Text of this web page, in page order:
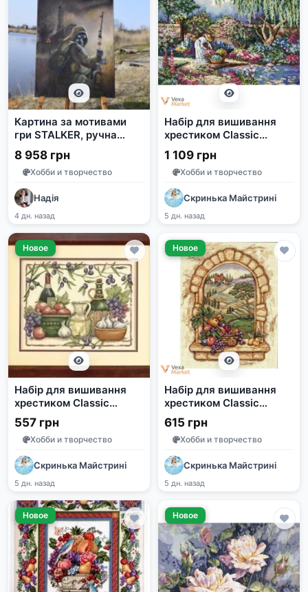
Картина за мотивами
гри STALKER, ручна
робота, олійні фарби,
45x60 см
8 958 грн
Хобби и творчество
Надія
4 дн. назад
Набір для вишивання
хрестиком Classic
Design Улюблений сад
4481
1 109 грн
Хобби и творчество
Скринька Майстрині
5 дн. назад
Новое
Набір для вишивання
хрестиком Classic
Design Дари Тоскани
4479
557 грн
Хобби и творчество
Скринька Майстрині
5 дн. назад
Новое
Набір для вишивання
хрестиком Classic
Design Вид Тоскани
4497
615 грн
Хобби и творчество
Скринька Майстрині
5 дн. назад
Новое Новое